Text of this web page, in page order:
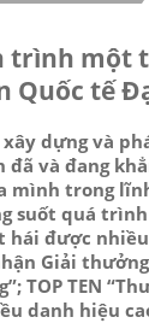
trình một
Quốc tế
dựng và
đã và đang
mình trong
suốt quá
hái được
Giải
TOP TEN
danh hiệu